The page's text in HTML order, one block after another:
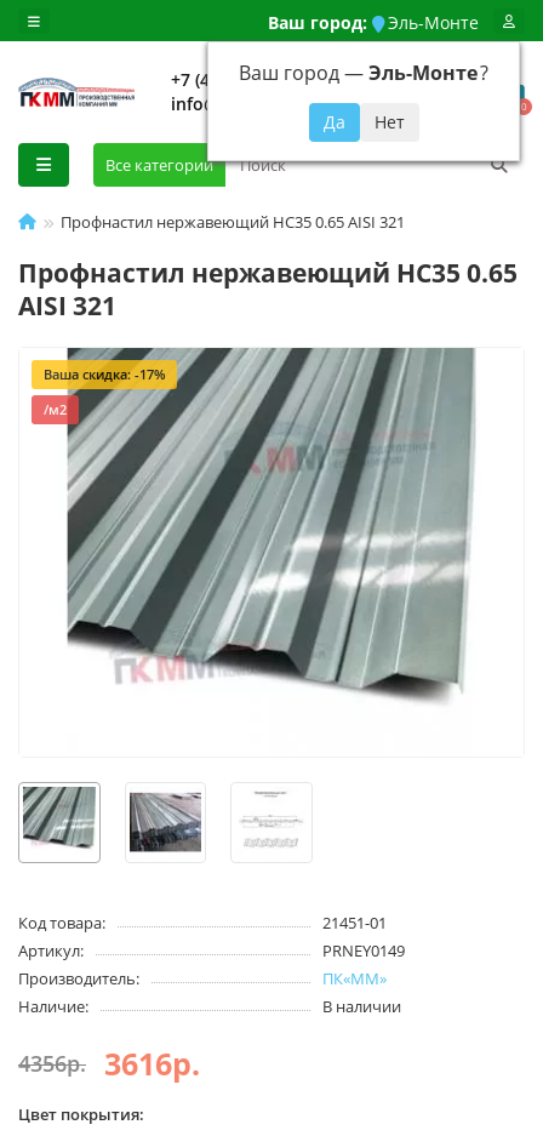
Ваш город: Эль-Монте
Ваш город —Эль-Монте?
+7 (499) 648-92-94
info@evroshtaketnikmoskva.ru
0
Все категории
Профнастил нержавеющий НС35 0.65 AISI 321
Профнастил нержавеющий НС35 0.65
AISI 321
Ваша скидка: -17%
/м2
Код товара:
21451-01
Артикул:
PRNEY0149
Производитель:
ПК«ММ»
Наличие:
В наличии
4356р. 3616р.
Цвет покрытия: